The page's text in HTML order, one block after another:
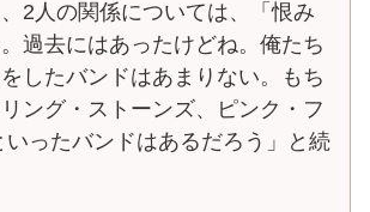
2人の関係については、「恨み
過去にはあったけどね。俺たち
したバンドはあまりない。もち
ング・ストーンズ、ピンク・フ
いったバンドはあるだろう」と続